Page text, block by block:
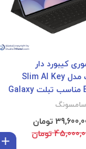
کیبورد دار
سامسونگ مدل Slim AI Key
EF-DX920 مناسب تبلت Galaxy
Tab S10
تومان
تومان